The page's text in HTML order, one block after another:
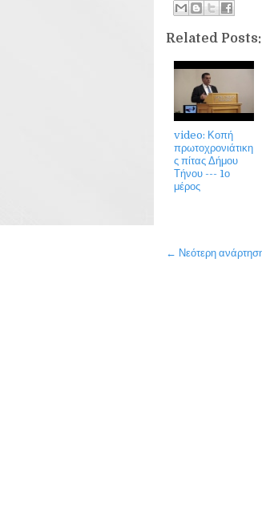
Related Posts:
video: Κοπή
πρωτοχρονιάτικη
ς πίτας Δήμου
Τήνου --- 1ο
μέρος
← Νεότερη